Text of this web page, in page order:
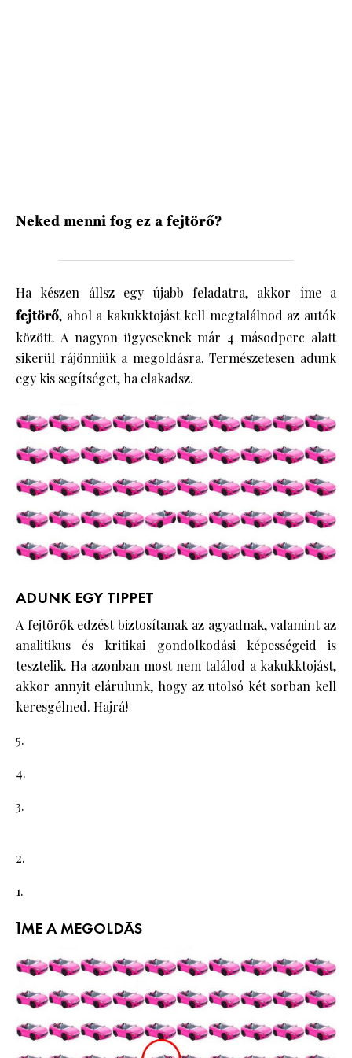
Neked menni fog ez a fejtörő?
Ha készen állsz egy újabb feladatra, akkor íme a
fejtörő, ahol a kakukktojást kell megtalálnod az autók
között. A nagyon ügyeseknek már 4 másodperc alatt
sikerül rájönniük a megoldásra. Természetesen adunk
egy kis segítséget, ha elakadsz.
ADUNK EGY TIPPET
A fejtörők edzést biztosítanak az agyadnak, valamint az
analitikus és kritikai gondolkodási képességeid is
tesztelik. Ha azonban most nem találod a kakukktojást,
akkor annyit elárulunk, hogy az utolsó két sorban kell
keresgélned. Hajrá!
5.
4.
3.
2.
1.
ÍME A MEGOLDÁS